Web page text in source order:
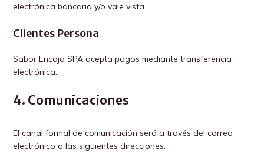
electrónica bancaria y/o vale vista.
Clientes Persona
Sabor Encaja SPA acepta pagos mediante transferencia
electrónica.
4. Comunicaciones
El canal formal de comunicación será a través del correo
electrónico a las siguientes direcciones: